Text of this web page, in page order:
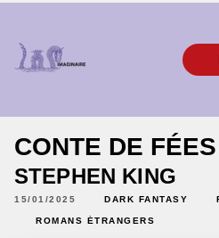
CONTE DE FÉES
STEPHEN KING
15/01/2025 DARK FANTASY
ROMANS ÉTRANGERS